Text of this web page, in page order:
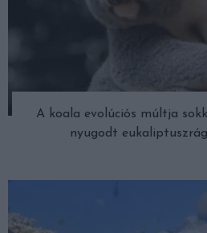
A koala evolúciós múltja
nyugodt